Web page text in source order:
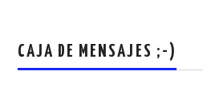
CAJA DE MENSAJES ;-)